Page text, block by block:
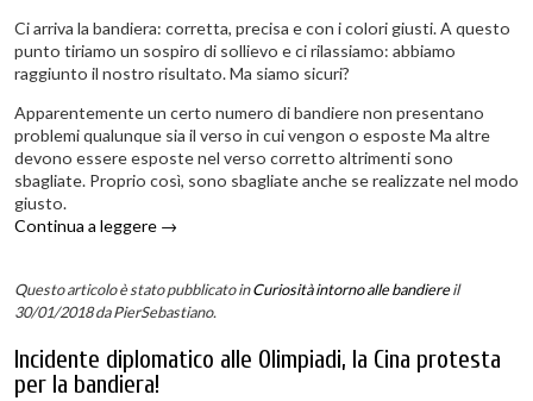
Ci arriva la bandiera: corretta, precisa e con i colori giusti. A questo
punto tiriamo un sospiro di sollievo e ci rilassiamo: abbiamo
raggiunto il nostro risultato. Ma siamo sicuri?
Apparentemente un certo numero di bandiere non presentano
problemi qualunque sia il verso in cui vengon o esposte Ma altre
devono essere esposte nel verso corretto altrimenti sono
sbagliate. Proprio così, sono sbagliate anche se realizzate nel modo
giusto.
Continua a leggere →
Questo articolo è stato pubblicato inCuriosità intorno alle bandiereil
30/01/2018da PierSebastiano.
Incidente diplomatico alle Olimpiadi, la Cina protesta
per la bandiera!